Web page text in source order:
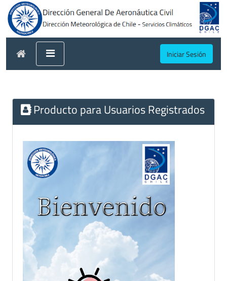
Iniciar Sesión
Producto para Usuarios Registrados